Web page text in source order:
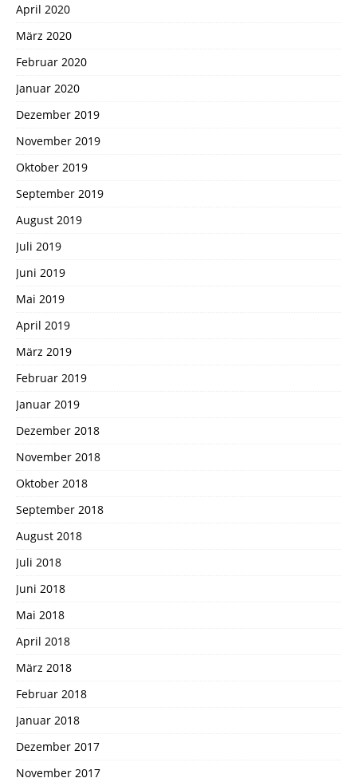
April 2020
März 2020
Februar 2020
Januar 2020
Dezember 2019
November 2019
Oktober 2019
September 2019
August 2019
Juli 2019
Juni 2019
Mai 2019
April 2019
März 2019
Februar 2019
Januar 2019
Dezember 2018
November 2018
Oktober 2018
September 2018
August 2018
Juli 2018
Juni 2018
Mai 2018
April 2018
März 2018
Februar 2018
Januar 2018
Dezember 2017
November 2017